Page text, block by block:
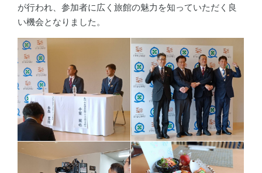
が行われ、参加者に広く旅館の魅力を知っていただく良
い機会となりました。